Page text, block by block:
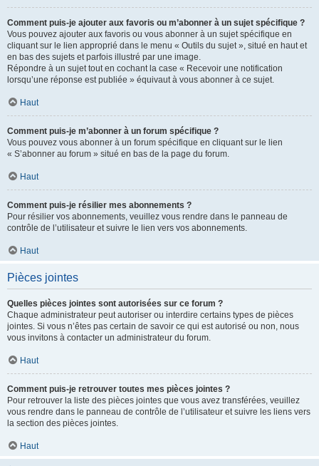
Comment puis-je ajouter aux favoris ou m’abonner à un sujet spécifique ?
Vous pouvez ajouter aux favoris ou vous abonner à un sujet spécifique en
cliquant sur le lien approprié dans le menu « Outils du sujet », situé en haut et
en bas des sujets et parfois illustré par une image.
Répondre à un sujet tout en cochant la case « Recevoir une notification
lorsqu’une réponse est publiée » équivaut à vous abonner à ce sujet.
Haut
Comment puis-je m’abonner à un forum spécifique ?
Vous pouvez vous abonner à un forum spécifique en cliquant sur le lien
« S’abonner au forum » situé en bas de la page du forum.
Haut
Comment puis-je résilier mes abonnements ?
Pour résilier vos abonnements, veuillez vous rendre dans le panneau de
contrôle de l’utilisateur et suivre le lien vers vos abonnements.
Haut
Pièces jointes
Quelles pièces jointes sont autorisées sur ce forum ?
Chaque administrateur peut autoriser ou interdire certains types de pièces
jointes. Si vous n’êtes pas certain de savoir ce qui est autorisé ou non, nous
vous invitons à contacter un administrateur du forum.
Haut
Comment puis-je retrouver toutes mes pièces jointes ?
Pour retrouver la liste des pièces jointes que vous avez transférées, veuillez
vous rendre dans le panneau de contrôle de l’utilisateur et suivre les liens vers
la section des pièces jointes.
Haut